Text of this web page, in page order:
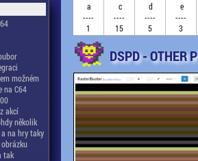
možném
na C64
akcí
několik
na hry taky
tak
a
----
1
c
----
15
d
----
5
e
----
3
DSPD - OTHER